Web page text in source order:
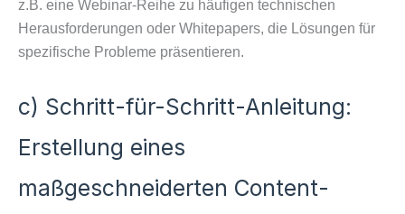
z.B. eine Webinar-Reihe zu häufigen technischen
Herausforderungen oder Whitepapers, die Lösungen für
spezifische Probleme präsentieren.
c) Schritt-für-Schritt-Anleitung:
Erstellung eines
maßgeschneiderten Content-